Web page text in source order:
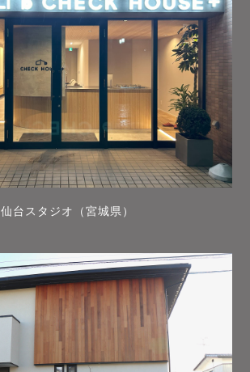
仙台スタジオ（宮城県）